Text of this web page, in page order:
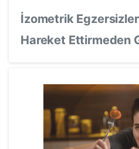
İzometrik Egzersizler
Hareket Ettirmeden